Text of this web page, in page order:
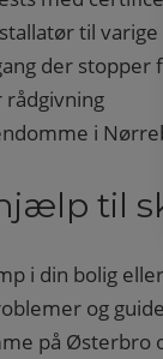
til
der stopper
rådgivning
i
til
i din bolig
og
på Østerbro